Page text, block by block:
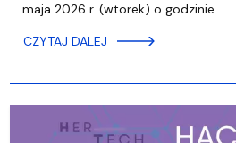
maja 2026 r. (wtorek) o godzinie…
CZYTAJ DALEJ